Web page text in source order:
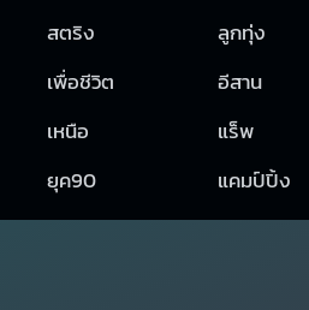
สตริง
ลูกทุ่ง
เพื่อชีวิต
อีสาน
เหนือ
แร็พ
ยุค90
แคมป์ปิ้ง